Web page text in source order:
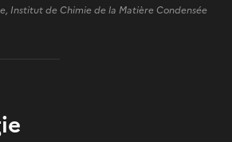
Institut de Chimie de la Matière Condensée